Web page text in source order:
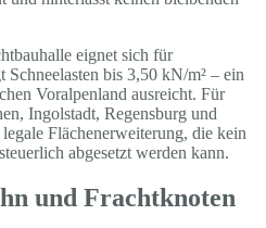
eignet sich für
bis 3,50 kN/m² – ein
Voralpenland ausreicht. Für
Ingolstadt, Regensburg und
Flächenerweiterung, die kein
abgesetzt werden kann.
und Frachtknoten